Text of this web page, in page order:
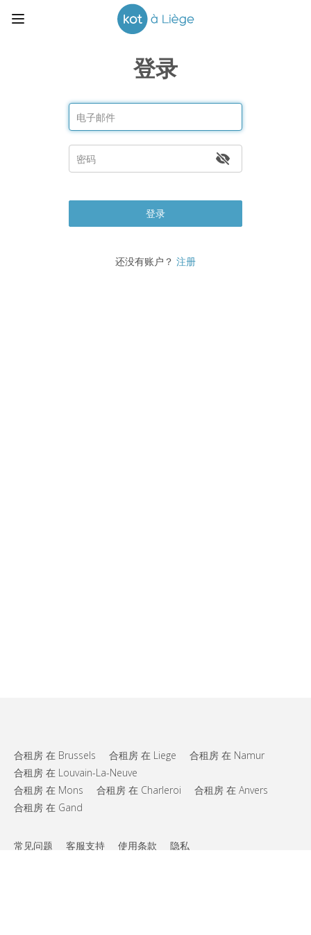
登录
登录
还没有账户？ 注册
合租房 在 Brussels 合租房 在 Liege
合租房 在 Namur
合租房 在 Louvain-La-Neuve
合租房 在 Mons
合租房 在 Charleroi
合租房 在 Anvers
合租房 在 Gand
常见问题 客服支持 使用条款 隐私